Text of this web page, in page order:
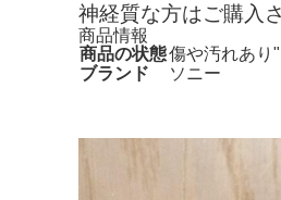
神経質な方はご購入
商品情報
商品の状態傷や汚れあり
ブランド
ソニー